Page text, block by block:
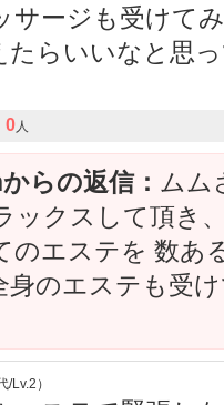
サージも受けて
たらいいなと思
0人
らの返信： ムム
ックスして頂き
のエステを 数あ
身のエステも受
Lv.2）